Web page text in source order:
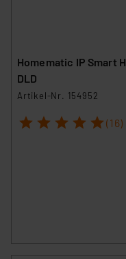
Homematic IP Smart
DLD
Artikel-Nr. 154952
1 2 3 4 5 (16)